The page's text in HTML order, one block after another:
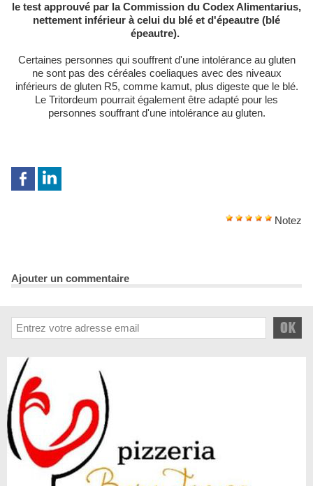
le test approuvé par la Commission du Codex Alimentarius,
nettement inférieur à celui du blé et d'épeautre (blé
épeautre).
Certaines personnes qui souffrent d'une intolérance au gluten
ne sont pas des céréales coeliaques avec des niveaux
inférieurs de gluten R5, comme kamut, plus digeste que le blé.
Le Tritordeum pourrait également être adapté pour les
personnes souffrant d'une intolérance au gluten.
Notez
Ajouter un commentaire